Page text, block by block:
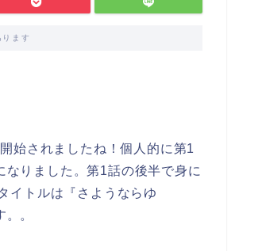
ります
始されましたね！個人的に第1
りました。第1話の後半で身に
イトルは『さようならゆ
。